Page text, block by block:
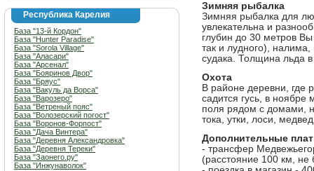
Республика Карелия
База "13-й Кордон"
База "Hunter Paradise"
База "Sorola Village"
База "Аласари"
База "Арсенал"
База "Бояринов Двор"
База "Бряус"
База "Вакуль да Ворса"
База "Варозеро"
База "Ветреный пояс"
База "Волозерский погост"
База "Воронов-Форпост"
База "Дача Винтера"
База "Деревня Александровка"
База "Деревня Тереки"
База "Заонего.ру"
База "Инжунаволок"
Зимняя рыбалка
Зимняя рыбалка для
увлекательна и
глубин до 30 метров
так и лудного),
судака. Толщина льда
Охота
В районе деревни, где
садится гусь, в
поля рядом с домами,
тока, утки, лоси,
Дополнительные
- трансфер
(расстояние 100 км,